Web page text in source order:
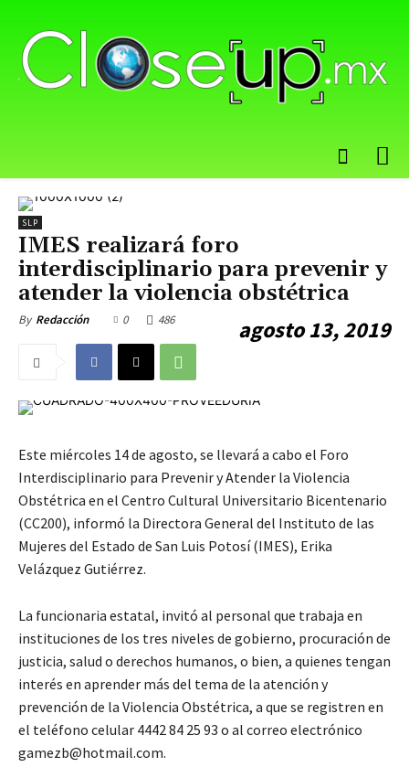
SLP
IMES realizará foro
interdisciplinario para prevenir y
atender la violencia obstétrica
By Redacción agosto 13, 2019
0 486
Este miércoles 14 de agosto, se llevará a cabo el Foro
Interdisciplinario para Prevenir y Atender la Violencia
Obstétrica en el Centro Cultural Universitario Bicentenario
(CC200), informó la Directora General del Instituto de las
Mujeres del Estado de San Luis Potosí (IMES), Erika
Velázquez Gutiérrez.
La funcionaria estatal, invitó al personal que trabaja en
instituciones de los tres niveles de gobierno, procuración de
justicia, salud o derechos humanos, o bien, a quienes tengan
interés en aprender más del tema de la atención y
prevención de la Violencia Obstétrica, a que se registren en
el teléfono celular 4442 84 25 93 o al correo electrónico
gamezb@hotmail.com.